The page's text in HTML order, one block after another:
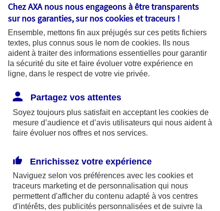
téléchargement d’une attestation,
échanges avec AXA… vous avez la
main.
Découvrir vos services en
ligne
En cas d'urgence
Chez AXA nous nous engageons à être transparents
sur nos garanties, sur noscookies et traceurs !
Ensemble, mettons fin aux préjugés sur ces petits fichiers
textes, plus connus sous le nom de cookies. Ils nous
aident à traiter des informations essentielles pour garantir
la sécurité du site et faire évoluer votre expérience en
ligne, dans le respect de votre vie privée.
Partagez vos attentes
Soyez toujours plus satisfait en acceptant les cookies de
mesure d’audience et d’avis utilisateurs qui nous aident à
faire évoluer nos offres et nos services.
Enrichissez votre expérience
Naviguez selon vos préférences avec les cookies et
traceurs marketing et de personnalisation qui nous
permettent d'afficher du contenu adapté à vos centres
d'intérêts, des publicités personnalisées et de suivre la